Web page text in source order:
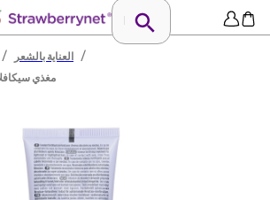
/ العناية بالشعر /
مغذي